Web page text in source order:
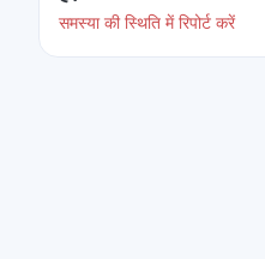
समस्या की स्थिति में रिपोर्ट करें